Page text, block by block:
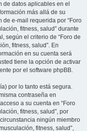
de datos aplicables en el
más allá de su
de e-mail requerida por “Foro
fitness, salud” durante
según el criterio de “Foro de
fitness, salud”. En
en su cuenta será
tiene la opción de activar
por el software phpBB.
por lo tanto está segura.
contraseña en
a su cuenta en “Foro
fitness, salud”, por
ningún miembro
fitness, salud”,